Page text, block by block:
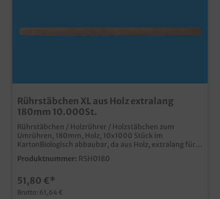
Rührstäbchen XL aus Holz extralang
180mm 10.000St.
Rührstäbchen / Holzrührer / Holzstäbchen zum
Umrühren, 180mm, Holz, 10x1000 Stück im
KartonBiologisch abbaubar, da aus Holz, extralang für
Cappuccino, Latte Macchiato usw.günstiges
Großverbraucherpackzertifiziert lebensmitteltauglich
Produktnummer: RSH0180
51,80 €*
Brutto: 61,64 €